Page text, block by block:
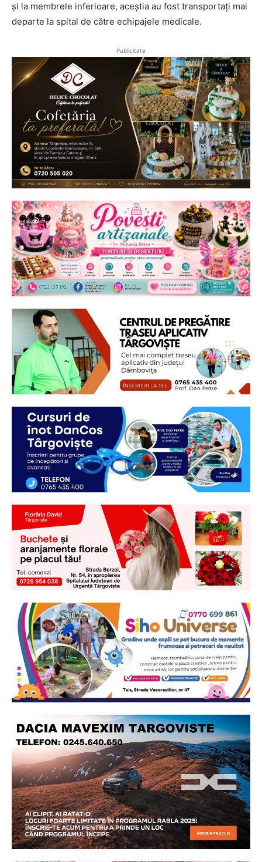
și la membrele inferioare, aceștia au fost transportați mai
departe la spital de către echipajele medicale.
Publicitate